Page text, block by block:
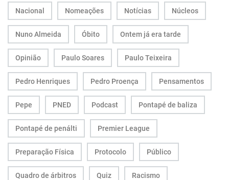
Nacional Nomeações Notícias Núcleos
Nuno Almeida Óbito Ontem já era tarde
Opinião Paulo Soares Paulo Teixeira
Pedro Henriques Pedro Proença Pensamentos
Pepe PNED Podcast Pontapé de baliza
Pontapé de penálti Premier League
Preparação Física Protocolo Público
Quadro de árbitros Quiz Racismo